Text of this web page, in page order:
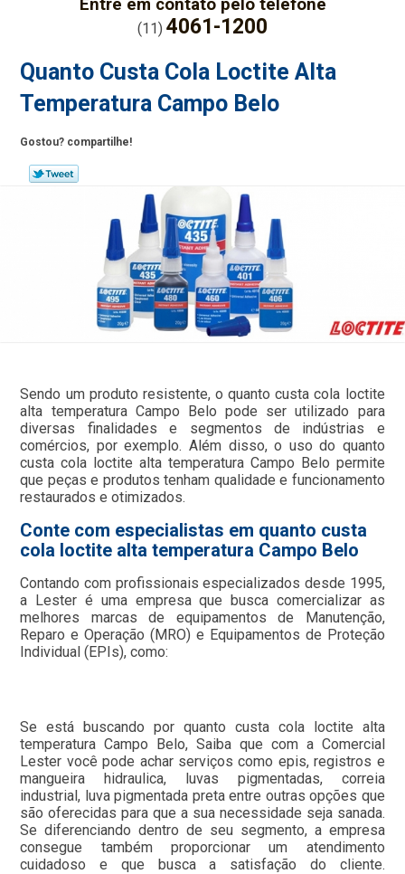
Entre em contato pelo telefone
(11) 4061-1200
Quanto Custa Cola Loctite Alta
Temperatura Campo Belo
Gostou? compartilhe!
Sendo um produto resistente, o quanto custa cola loctite
alta temperatura Campo Belo pode ser utilizado para
diversas finalidades e segmentos de indústrias e
comércios, por exemplo. Além disso, o uso do quanto
custa cola loctite alta temperatura Campo Belo permite
que peças e produtos tenham qualidade e funcionamento
restaurados e otimizados.
Conte com especialistas em quanto custa
cola loctite alta temperatura Campo Belo
Contando com profissionais especializados desde 1995,
a Lester é uma empresa que busca comercializar as
melhores marcas de equipamentos de Manutenção,
Reparo e Operação (MRO) e Equipamentos de Proteção
Individual (EPIs), como:
Se está buscando por quanto custa cola loctite alta
temperatura Campo Belo, Saiba que com a Comercial
Lester você pode achar serviços como epis, registros e
mangueira hidraulica, luvas pigmentadas, correia
industrial, luva pigmentada preta entre outras opções que
são oferecidas para que a sua necessidade seja sanada.
Se diferenciando dentro de seu segmento, a empresa
consegue também proporcionar um atendimento
cuidadoso e que busca a satisfação do cliente.